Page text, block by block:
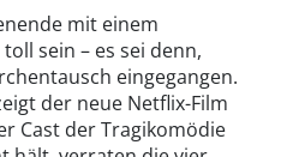
mit einem
sein – es sei denn,
eingegangen.
der neue Netflix-Film
Cast der Tragikomödie